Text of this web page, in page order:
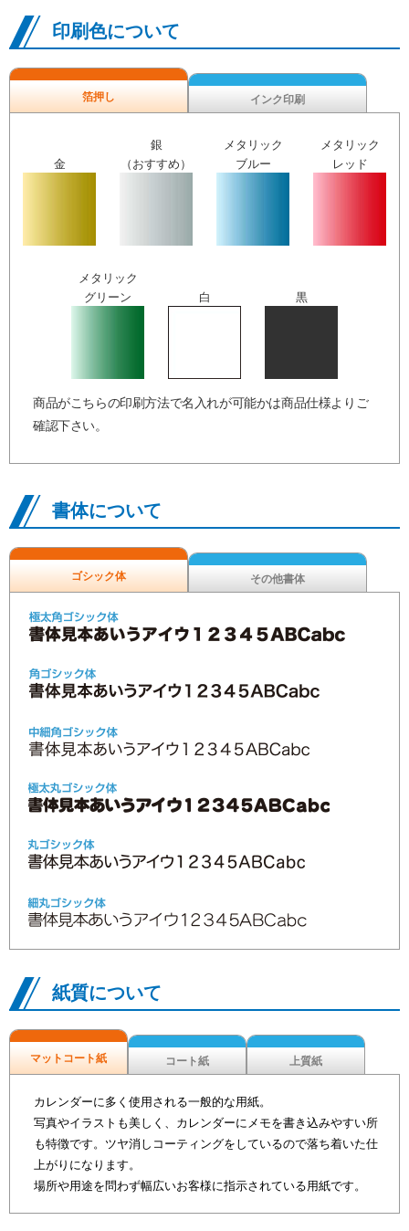
印刷色について
箔押し インク印刷
金
銀
（おすすめ）
メタリック
ブルー
メタリック
レッド
メタリック
グリーン
白 黒
商品がこちらの印刷方法で名入れが可能かは商品仕様よりご
確認下さい。
書体について
ゴシック体 その他書体
紙質について
マットコート紙 コート紙 上質紙
カレンダーに多く使用される一般的な用紙。
写真やイラストも美しく、カレンダーにメモを書き込みやすい所
も特徴です。ツヤ消しコーティングをしているので落ち着いた仕
上がりになります。
場所や用途を問わず幅広いお客様に指示されている用紙です。